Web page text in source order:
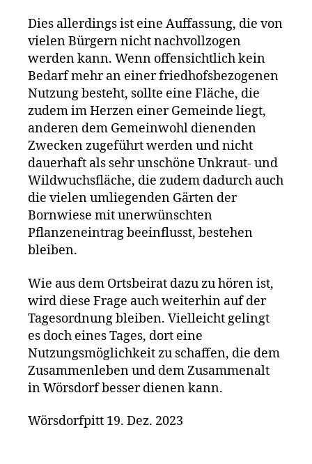
Dies allerdings ist eine Auffassung, die von
vielen Bürgern nicht nachvollzogen
werden kann. Wenn offensichtlich kein
Bedarf mehr an einer friedhofsbezogenen
Nutzung besteht, sollte eine Fläche, die
zudem im Herzen einer Gemeinde liegt,
anderen dem Gemeinwohl dienenden
Zwecken zugeführt werden und nicht
dauerhaft als sehr unschöne Unkraut- und
Wildwuchsfläche, die zudem dadurch auch
die vielen umliegenden Gärten der
Bornwiese mit unerwünschten
Pflanzeneintrag beeinflusst, bestehen
bleiben.
Wie aus dem Ortsbeirat dazu zu hören ist,
wird diese Frage auch weiterhin auf der
Tagesordnung bleiben. Vielleicht gelingt
es doch eines Tages, dort eine
Nutzungsmöglichkeit zu schaffen, die dem
Zusammenleben und dem Zusammenalt
in Wörsdorf besser dienen kann.
Wörsdorfpitt 19. Dez. 2023